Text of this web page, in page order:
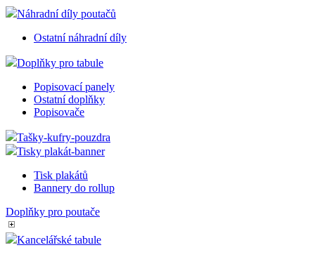
Náhradní díly poutačů
Ostatní náhradní díly
Doplňky pro tabule
Popisovací panely
Ostatní doplňky
Popisovače
Tašky-kufry-pouzdra
Tisky plakát-banner
Tisk plakátů
Bannery do rollup
Doplňky pro poutače
Kancelářské tabule